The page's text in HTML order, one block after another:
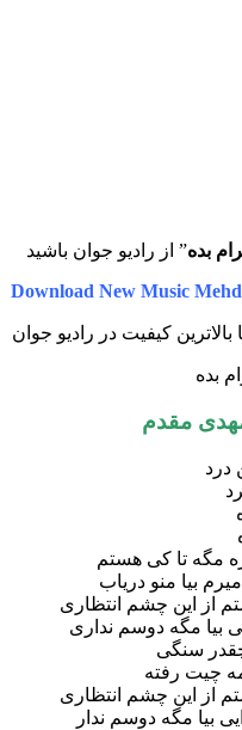
بده” از رادیو جوان باشید
Download New Music
بالاترین کیفیت در رادیو جوان
مقدم
درد
مگه تا کی هستم
بیا منو دریاب
از این چشم انتظاری
بیا مگه دوسم نداری
سنگی
چیت رفته
از این چشم انتظاری
بیا مگه دوسم ندار